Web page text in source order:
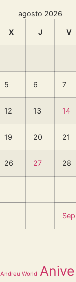
agosto 2026
X J V
5 6 7
12 13 14
19 20 21
26 27 28
Andreu World